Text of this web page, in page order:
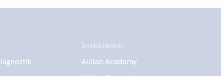
Snabblänkar
Aidian Academy